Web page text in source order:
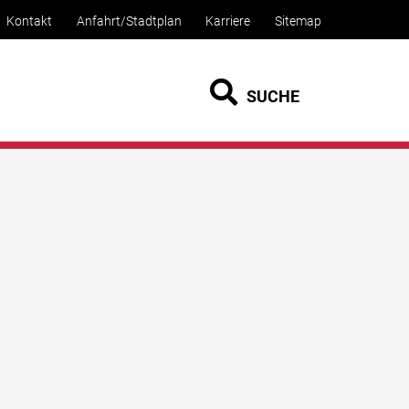
Kontakt Anfahrt/Stadtplan Karriere Sitemap
SUCHE